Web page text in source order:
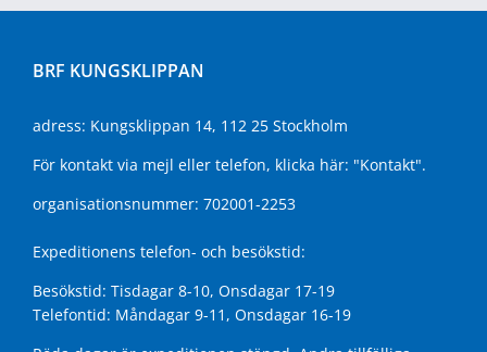
BRF KUNGSKLIPPAN
adress: Kungsklippan 14, 112 25 Stockholm
För kontakt via mejl eller telefon, klicka här: "Kontakt".
organisationsnummer: 702001-2253
Expeditionens telefon- och besökstid:
Besökstid: Tisdagar 8-10, Onsdagar 17-19
Telefontid: Måndagar 9-11, Onsdagar 16-19